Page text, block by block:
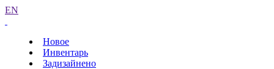
EN
Новое
Инвентарь
Задизайнено